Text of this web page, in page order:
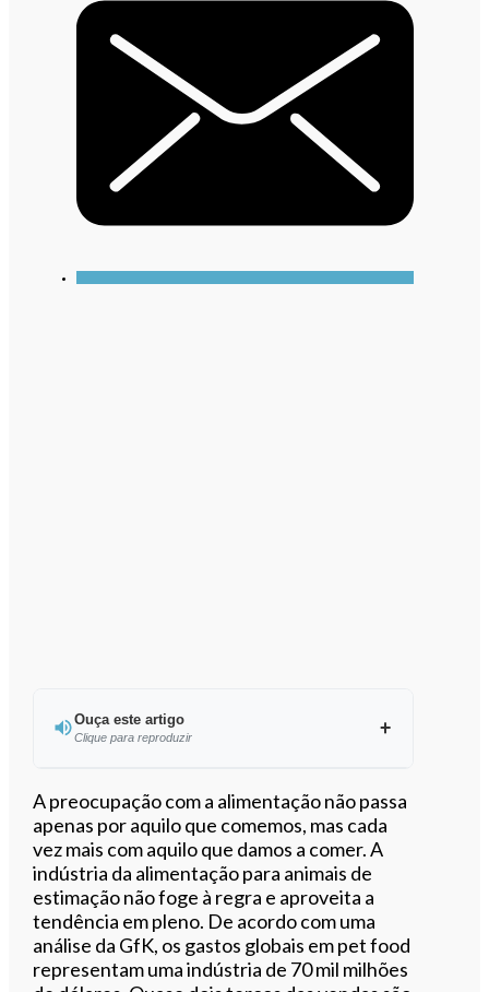
Ouça este artigo
Clique para reproduzir
Ouvir este artigo
A preocupação com a alimentação não passa
apenas por aquilo que comemos, mas cada
vez mais com aquilo que damos a comer. A
indústria da alimentação para animais de
estimação não foge à regra e aproveita a
tendência em pleno. De acordo com uma
análise da GfK, os gastos globais em pet food
representam uma indústria de 70 mil milhões